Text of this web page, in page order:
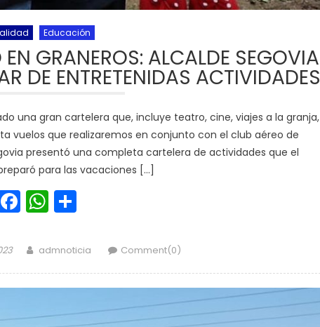
Educación
GRANEROS: ALCALDE SEGOVIA
DE ENTRETENIDAS ACTIVIDADES
una gran cartelera que, incluye teatro, cine, viajes a la granja,
vuelos que realizaremos en conjunto con el club aéreo de
presentó una completa cartelera de actividades que el
para las vacaciones […]
Facebook
WhatsApp
Share
Author
admnoticia Comment(0)